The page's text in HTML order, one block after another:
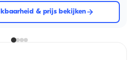
& prijs bekijken